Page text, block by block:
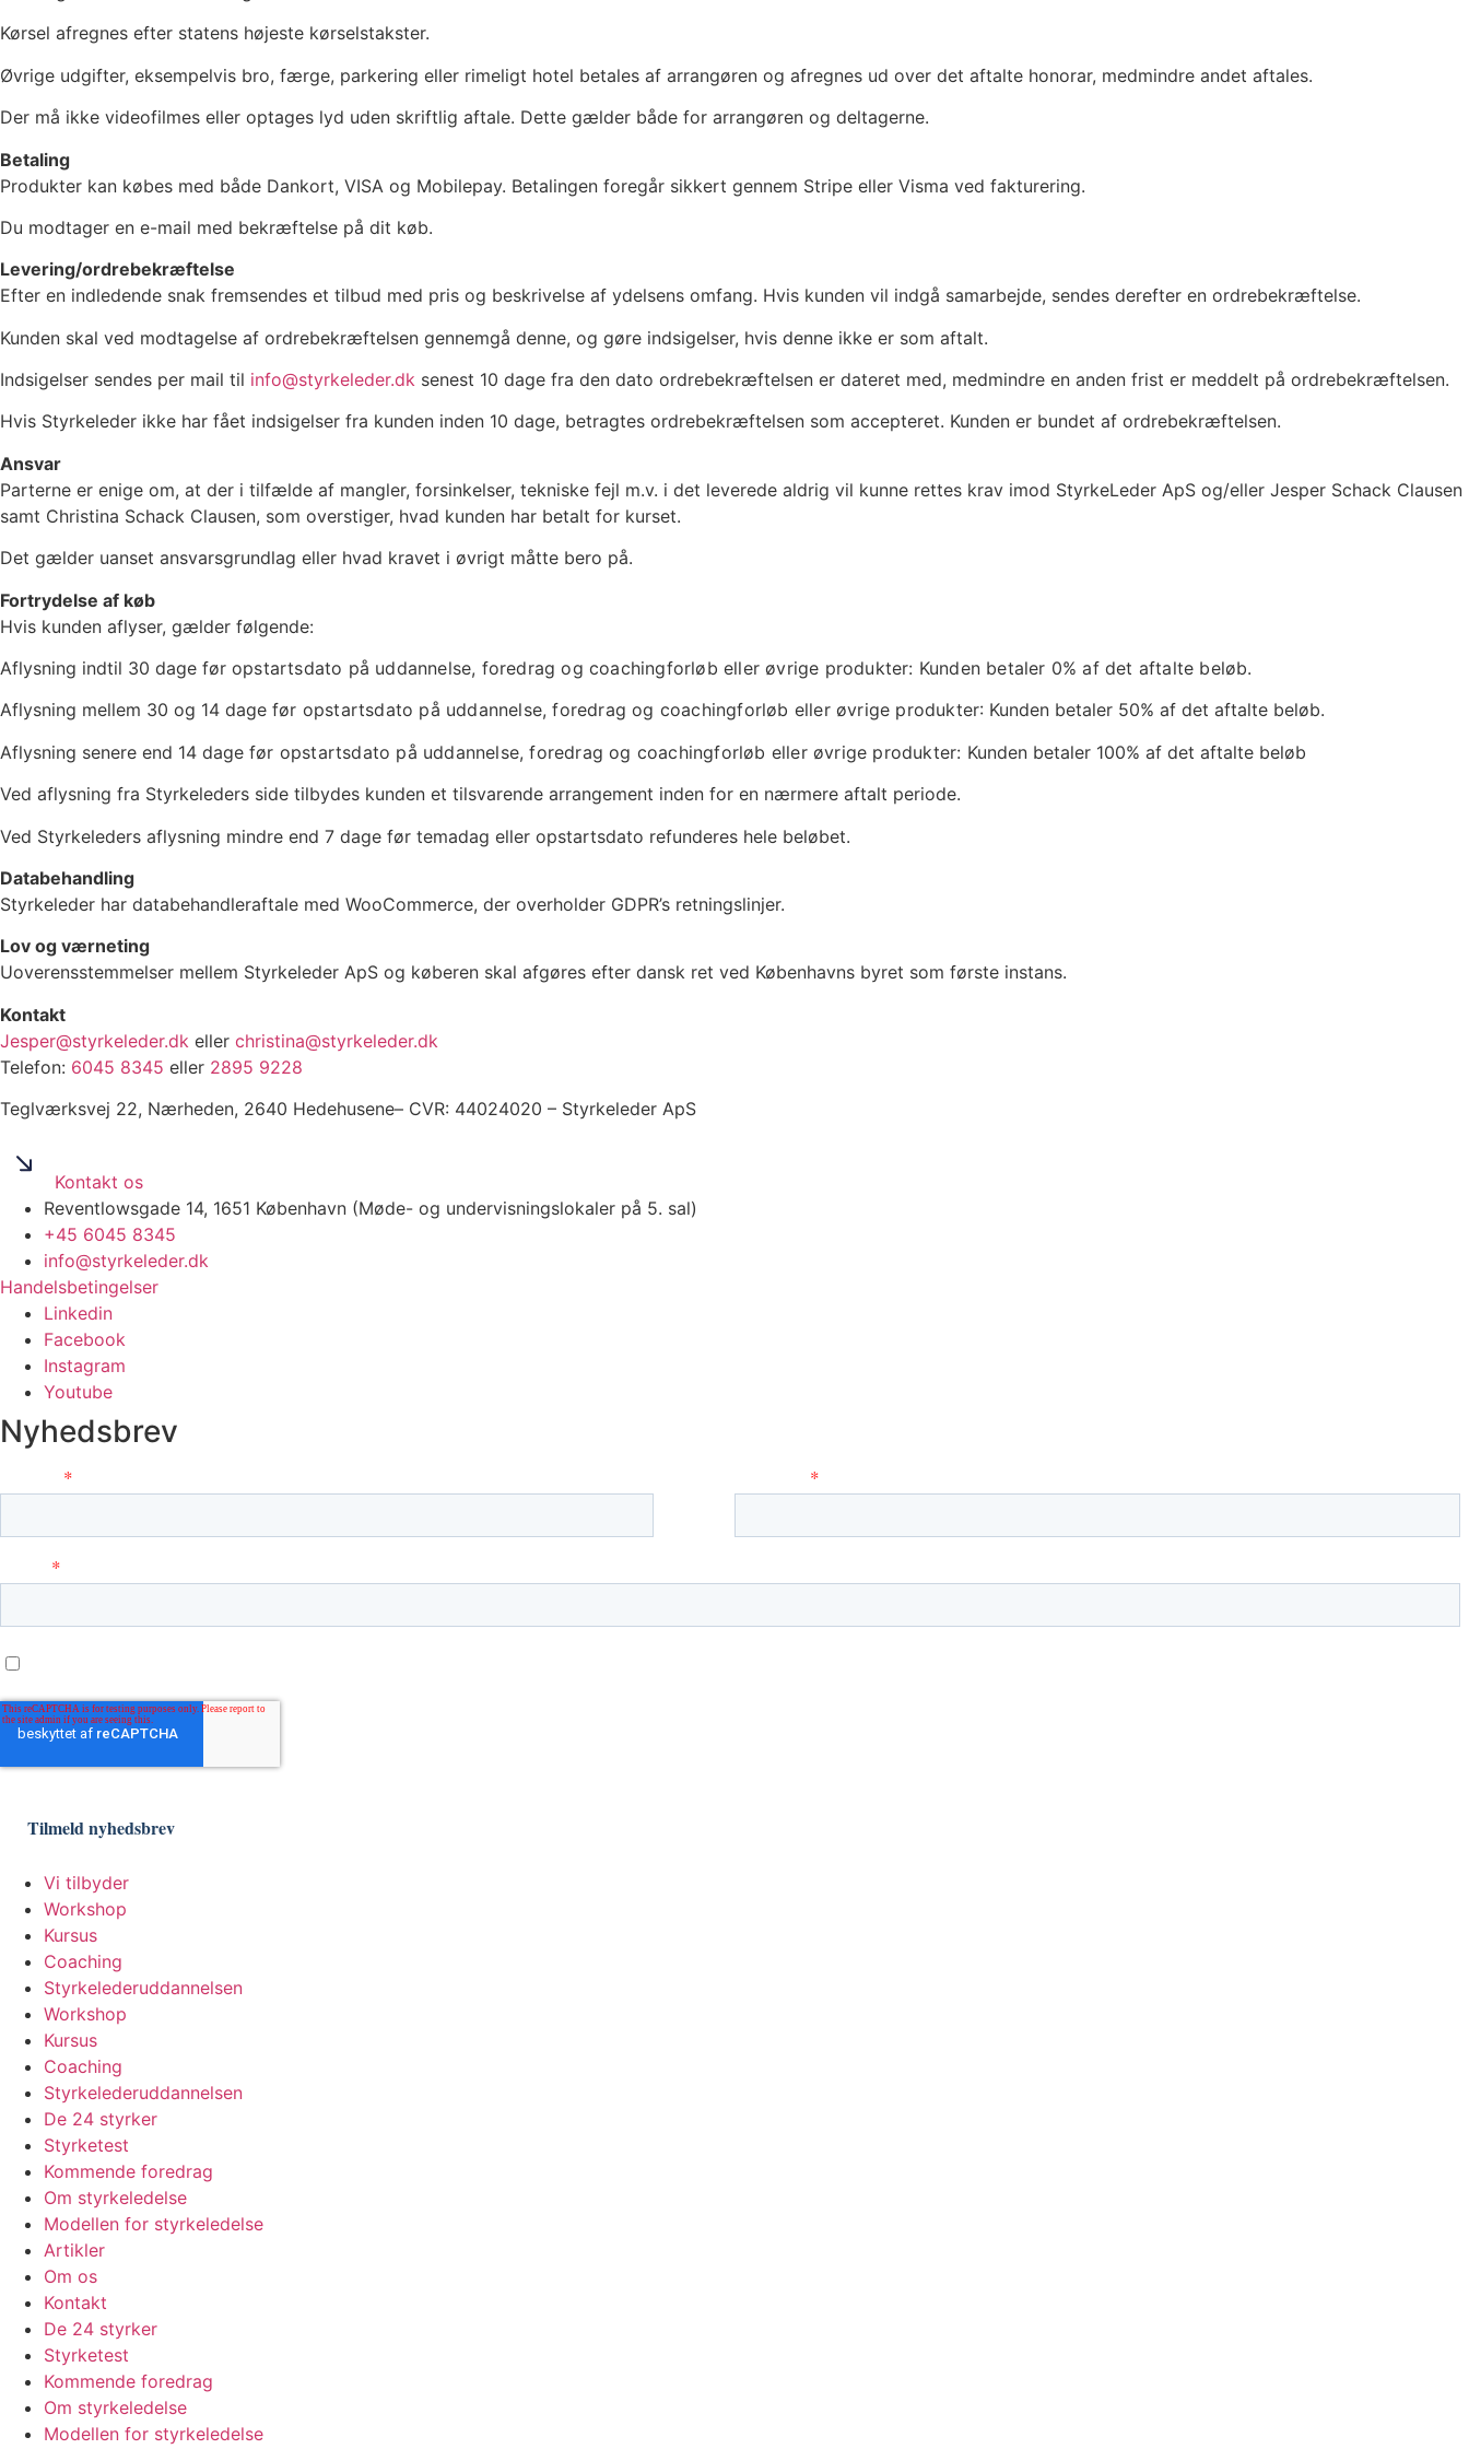
Kørsel afregnes efter statens højeste kørselstakster.
Øvrige udgifter, eksempelvis bro, færge, parkering eller rimeligt hotel betales af arrangøren og afregnes ud over det aftalte honorar, medmindre andet aftales.
Der må ikke videofilmes eller optages lyd uden skriftlig aftale. Dette gælder både for arrangøren og deltagerne.
Betaling
Produkter kan købes med både Dankort, VISA og Mobilepay. Betalingen foregår sikkert gennem Stripe eller Visma ved fakturering.
Du modtager en e-mail med bekræftelse på dit køb.
Levering/ordrebekræftelse
Efter en indledende snak fremsendes et tilbud med pris og beskrivelse af ydelsens omfang. Hvis kunden vil indgå samarbejde, sendes derefter en ordrebekræftelse.
Kunden skal ved modtagelse af ordrebekræftelsen gennemgå denne, og gøre indsigelser, hvis denne ikke er som aftalt.
Indsigelser sendes per mail til info@styrkeleder.dk senest 10 dage fra den dato ordrebekræftelsen er dateret med, medmindre en anden frist er meddelt på ordrebekræftelsen.
Hvis Styrkeleder ikke har fået indsigelser fra kunden inden 10 dage, betragtes ordrebekræftelsen som accepteret. Kunden er bundet af ordrebekræftelsen.
Ansvar
Parterne er enige om, at der i tilfælde af mangler, forsinkelser, tekniske fejl m.v. i det leverede aldrig vil kunne rettes krav imod StyrkeLeder ApS og/eller Jesper Schack Clausen
samt Christina Schack Clausen, som overstiger, hvad kunden har betalt for kurset.
Det gælder uanset ansvarsgrundlag eller hvad kravet i øvrigt måtte bero på.
Fortrydelse af køb
Hvis kunden aflyser, gælder følgende:
Aflysning indtil 30 dage før opstartsdato på uddannelse, foredrag og coachingforløb eller øvrige produkter: Kunden betaler 0% af det aftalte beløb.
Aflysning mellem 30 og 14 dage før opstartsdato på uddannelse, foredrag og coachingforløb eller øvrige produkter: Kunden betaler 50% af det aftalte beløb.
Aflysning senere end 14 dage før opstartsdato på uddannelse, foredrag og coachingforløb eller øvrige produkter: Kunden betaler 100% af det aftalte beløb
Ved aflysning fra Styrkeleders side tilbydes kunden et tilsvarende arrangement inden for en nærmere aftalt periode.
Ved Styrkeleders aflysning mindre end 7 dage før temadag eller opstartsdato refunderes hele beløbet.
Databehandling
Styrkeleder har databehandleraftale med WooCommerce, der overholder GDPR’s retningslinjer.
Lov og værneting
Uoverensstemmelser mellem Styrkeleder ApS og køberen skal afgøres efter dansk ret ved Københavns byret som første instans.
Kontakt
Jesper@styrkeleder.dk eller christina@styrkeleder.dk
Telefon: 6045 8345 eller 2895 9228
Teglværksvej 22, Nærheden, 2640 Hedehusene– CVR: 44024020 – Styrkeleder ApS
Kontakt os
Reventlowsgade 14, 1651 København (Møde- og undervisningslokaler på 5. sal)
+45 6045 8345
info@styrkeleder.dk
Handelsbetingelser
Linkedin
Facebook
Instagram
Youtube
Nyhedsbrev
Vi tilbyder
Workshop
Kursus
Coaching
Styrkelederuddannelsen
Workshop
Kursus
Coaching
Styrkelederuddannelsen
De 24 styrker
Styrketest
Kommende foredrag
Om styrkeledelse
Modellen for styrkeledelse
Artikler
Om os
Kontakt
De 24 styrker
Styrketest
Kommende foredrag
Om styrkeledelse
Modellen for styrkeledelse